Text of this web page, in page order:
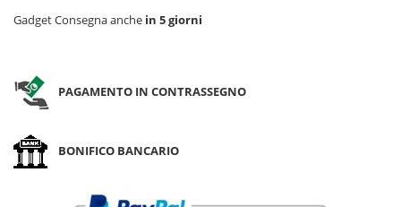
Gadget Consegna anche in 5 giorni
PAGAMENTO IN CONTRASSEGNO
BONIFICO BANCARIO